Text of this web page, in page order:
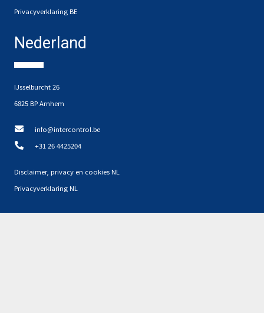
Privacyverklaring BE
Nederland
IJsselburcht 26
6825 BP Arnhem
info@intercontrol.be
+31 26 4425204
Disclaimer, privacy en cookies NL
Privacyverklaring NL